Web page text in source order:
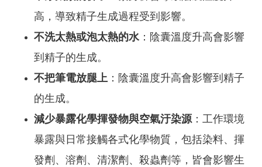
高，導致精子生成過程受到影響。
不洗太熱或泡太熱的水 ：陰囊溫度升高會影響
到精子的生成。
不把筆電放腿上 ：陰囊溫度升高會影響到精子
的生成。
減少暴露化學揮發物與空氣汙染源：工作環境
暴露與日常接觸各式化學物質，包括染料、揮
發劑、溶劑、清潔劑、殺蟲劑等，皆會影響生